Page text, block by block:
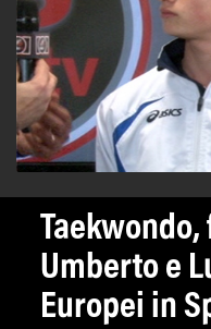
Umberto e
Europei in